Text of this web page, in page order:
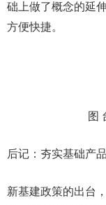
础上做了概念的延
方便快捷。
图
后记：夯实基础产
新基建政策的出台